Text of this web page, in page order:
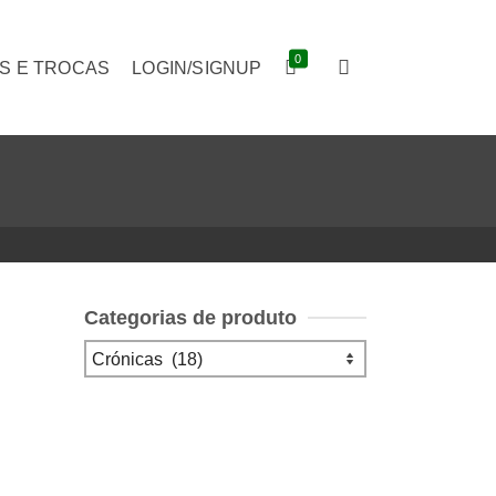
E TROCAS LOGIN/SIGNUP 0
Categorias de produto